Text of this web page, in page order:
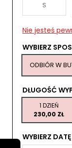
S
Nie jesteś
WYBIERZ
ODBIÓR W
DŁUGOŚĆ
1 DZIEŃ
230,00 ZŁ
WYBIERZ